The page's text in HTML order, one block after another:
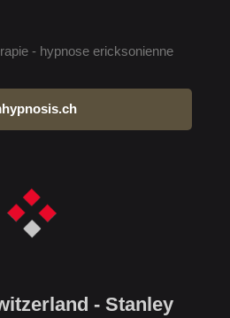
- hypnose ericksonienne
- Stanley